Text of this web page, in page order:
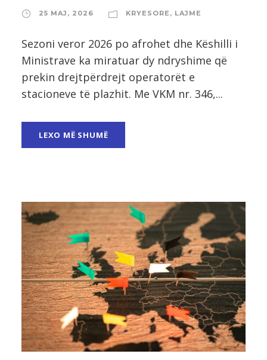
25 MAJ, 2026 KRYESORE , LAJME
Sezoni veror 2026 po afrohet dhe Këshilli i
Ministrave ka miratuar dy ndryshime që
prekin drejtpërdrejt operatorët e
stacioneve të plazhit. Me VKM nr. 346,...
LEXO MË SHUMË